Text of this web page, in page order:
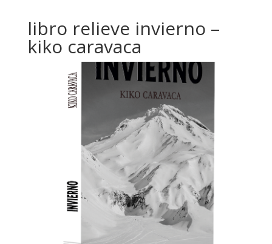
libro relieve invierno –
kiko caravaca